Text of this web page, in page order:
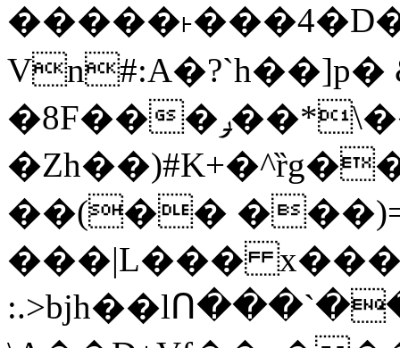
Vn#:A�?`h��]p�
�8F���ݛ��*\��U��S
��(��
���|L���